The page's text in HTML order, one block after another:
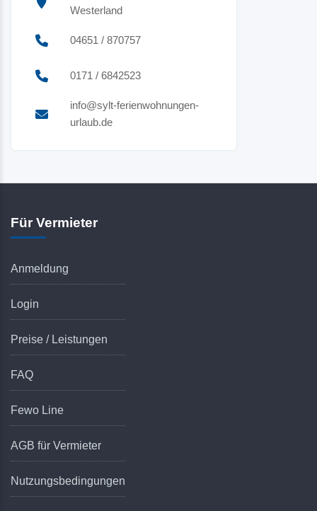
Westerland
04651 / 870757
0171 / 6842523
info@sylt-ferienwohnungen-
urlaub.de
Für Vermieter
Anmeldung
Login
Preise / Leistungen
FAQ
Fewo Line
AGB für Vermieter
Nutzungsbedingungen